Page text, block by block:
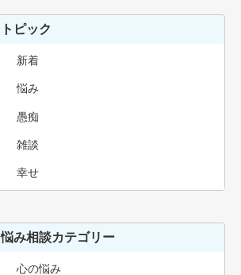
トピック
新着
悩み
愚痴
雑談
幸せ
悩み相談カテゴリー
心の悩み